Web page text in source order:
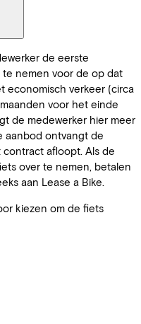
de eerste
nemen voor de op dat
economisch verkeer (circa
voor het einde
de medewerker hier meer
aanbod ontvangt de
afloopt. Als de
over te nemen, betalen
aan Lease a Bike.
kiezen om de fiets